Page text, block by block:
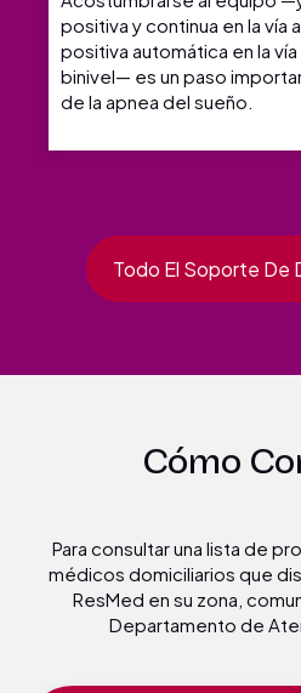
positiva y continua en la vía
positiva automática en la vía
binivel— es un paso
de la apnea del sueño.
Todo El Soporte De
Cómo
Para consultar una lista de
médicos domiciliarios que
ResMed en su zona,
Departamento de